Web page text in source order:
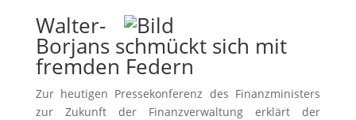
Walter-
Borjans schmückt sich mit
fremden Federn
Zur heutigen Pressekonferenz des Finanzministers
zur Zukunft der Finanzverwaltung erklärt der